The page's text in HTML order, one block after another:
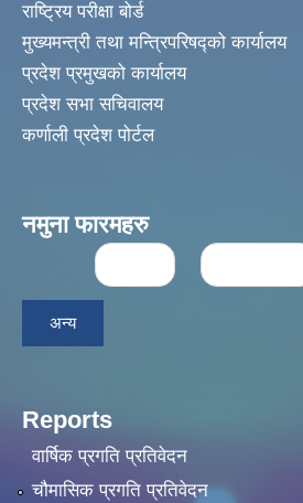
राष्ट्रिय परीक्षा बोर्ड
मुख्यमन्त्री तथा मन्त्रिपरिषद्को कार्यालय
प्रदेश प्रमुखको कार्यालय
प्रदेश सभा सचिवालय
कर्णाली प्रदेश पोर्टल
नमुना फारमहरु
Pages
अन्य
Reports
वार्षिक प्रगति प्रतिवेदन
चौमासिक प्रगति प्रतिवेदन